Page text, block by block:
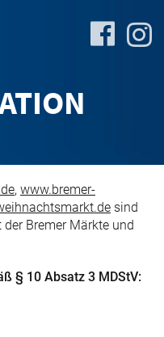
, www.bremer-
sind
Bremer Märkte und
§ 10 Absatz 3 MDStV: